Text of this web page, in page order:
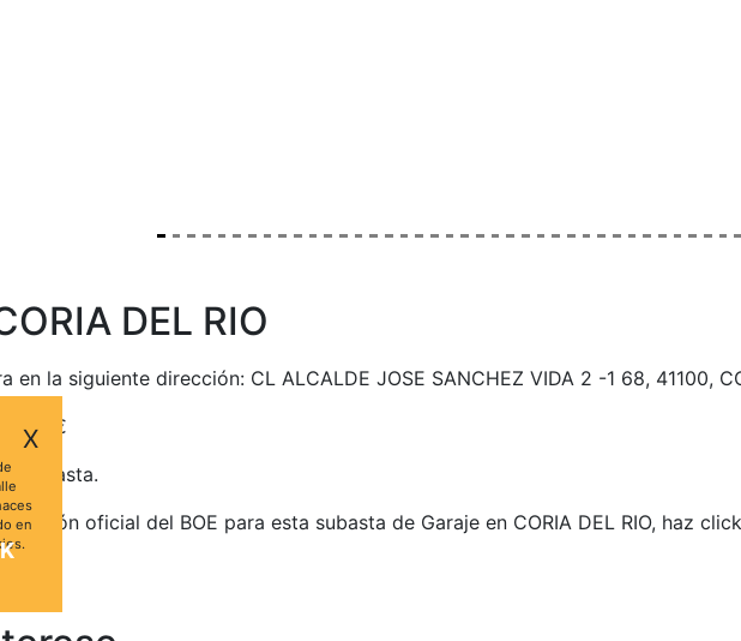
X
en
DEL RIO
en la siguiente dirección: CL ALCALDE JOSE SANCHEZ VIDA 2 -1 68, 41100,
€
subasta.
oficial del BOE para esta subasta de Garaje en CORIA DEL RIO, haz